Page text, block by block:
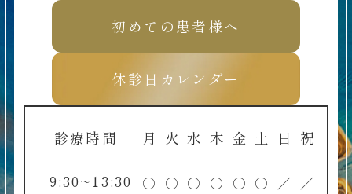
初めての患者様へ
休診日カレンダー
診療時間 月 火 水 木 金 土 日 祝
9:30~13:30 ○ ○ ○ ○ ○ ○ ／ ／